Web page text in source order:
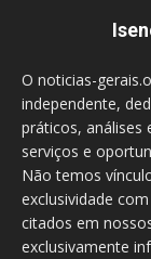
O noticias-
independente,
práticos, análises
serviços e
Não temos
exclusividade
citados em
exclusivamente